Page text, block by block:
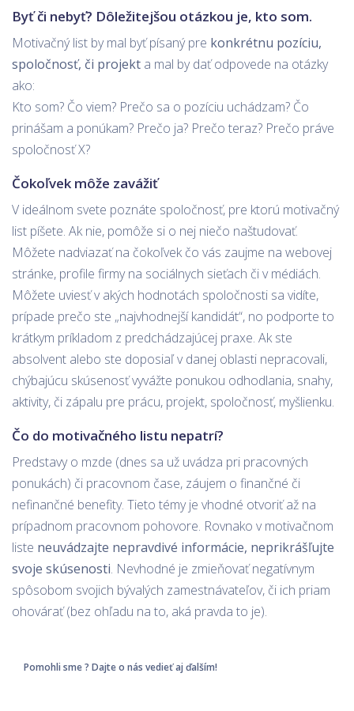
Byť či nebyť? Dôležitejšou otázkou je, kto som.
Motivačný list by mal byť písaný pre konkrétnu pozíciu,
spoločnosť, či projekt a mal by dať odpovede na otázky
ako:
Kto som? Čo viem? Prečo sa o pozíciu uchádzam? Čo
prinášam a ponúkam? Prečo ja? Prečo teraz? Prečo práve
spoločnosť X?
Čokoľvek môže zavážiť
V ideálnom svete poznáte spoločnosť, pre ktorú motivačný
list píšete. Ak nie, pomôže si o nej niečo naštudovať.
Môžete nadviazať na čokoľvek čo vás zaujme na webovej
stránke, profile firmy na sociálnych sieťach či v médiách.
Môžete uviesť v akých hodnotách spoločnosti sa vidíte,
prípade prečo ste „najvhodnejší kandidát“, no podporte to
krátkym príkladom z predchádzajúcej praxe. Ak ste
absolvent alebo ste doposiaľ v danej oblasti nepracovali,
chýbajúcu skúsenosť vyvážte ponukou odhodlania, snahy,
aktivity, či zápalu pre prácu, projekt, spoločnosť, myšlienku.
Čo do motivačného listu nepatrí?
Predstavy o mzde (dnes sa už uvádza pri pracovných
ponukách) či pracovnom čase, záujem o finančné či
nefinančné benefity. Tieto témy je vhodné otvoriť až na
prípadnom pracovnom pohovore. Rovnako v motivačnom
liste neuvádzajte nepravdivé informácie, neprikrášľujte
svoje skúsenosti. Nevhodné je zmieňovať negatívnym
spôsobom svojich bývalých zamestnávateľov, či ich priam
ohovárať (bez ohľadu na to, aká pravda to je).
Pomohli sme ? Dajte o nás vedieť aj ďalším!